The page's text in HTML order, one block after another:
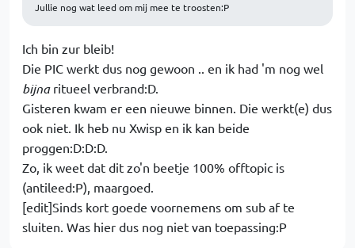
Jullie nog wat leed om mij mee te troosten:P
Ich bin zur bleib!
Die PIC werkt dus nog gewoon .. en ik had 'm nog wel
bijnaritueel verbrand:D.
Gisteren kwam er een nieuwe binnen. Die werkt(e) dus
ook niet. Ik heb nu Xwisp en ik kan beide
proggen:D:D:D.
Zo, ik weet dat dit zo'n beetje 100% offtopic is
(antileed:P), maargoed.
[edit]Sinds kort goede voornemens om sub af te
sluiten. Was hier dus nog niet van toepassing:P